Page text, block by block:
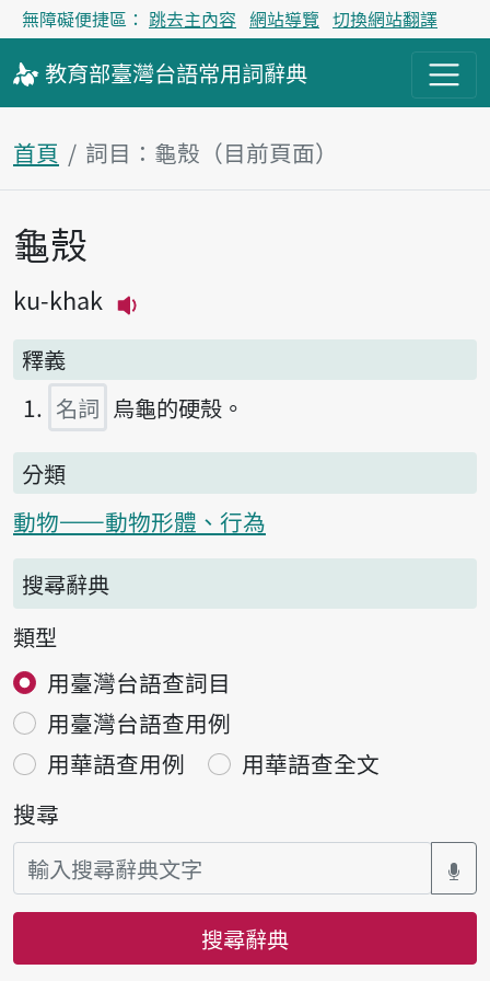
無障礙便捷區： 跳去主內容 網站導覽 切換網站翻譯
教育部臺灣台語常用詞辭典
首頁 詞目：龜殼（目前頁面）
主內容區塊
龜殼
ku-khak
釋義
名詞 烏龜的硬殼。
分類
動物——動物形體、行為
搜尋辭典
類型
用臺灣台語查詞目
用臺灣台語查用例
用華語查用例
用華語查全文
搜尋
搜尋辭典